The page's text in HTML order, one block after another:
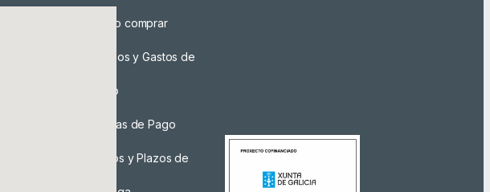
Cómo comprar
Precios y Gastos de
Envío
Formas de Pago
Envíos y Plazos de